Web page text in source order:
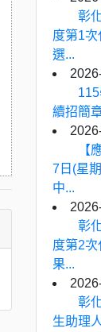
彰
度第1
選...
續招簡
【
7日(星
中...
彰
度第2
果...
彰
生助理